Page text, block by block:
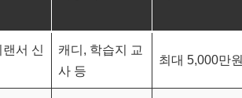
서 신
캐디, 학습지 교
사 등
최대 5,000만원